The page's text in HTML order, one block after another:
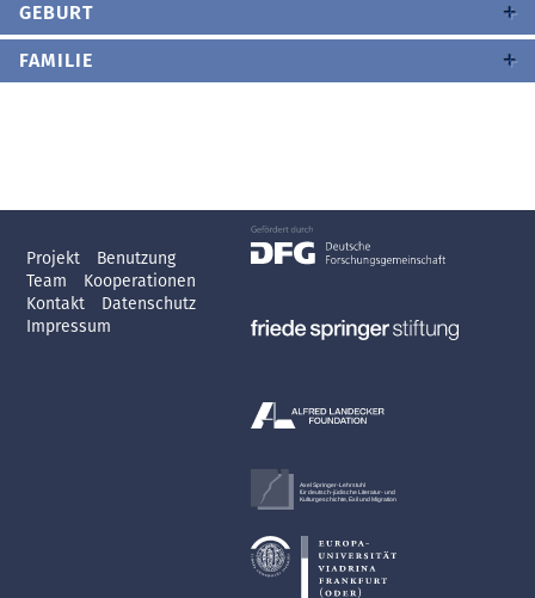
GEBURT
FAMILIE
Projekt
Benutzung
Team
Kooperationen
Kontakt
Datenschutz
Impressum
Axel Springer-Lehrstuhl
für deutsch-jüdische Literatur- und
Kulturgeschichte, Exil und Migration